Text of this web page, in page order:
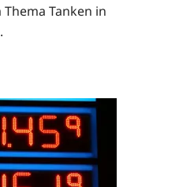
Tanken in